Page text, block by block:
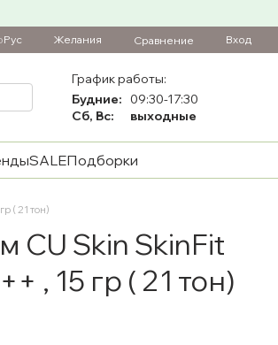
Рус Желания Сравнение Вход
График работы:
Будние: 09:30-17:30
Сб, Вс:
выходные
SALEПодборки
( 21 тон)
CU Skin SkinFit
, 15 гр ( 21 тон)